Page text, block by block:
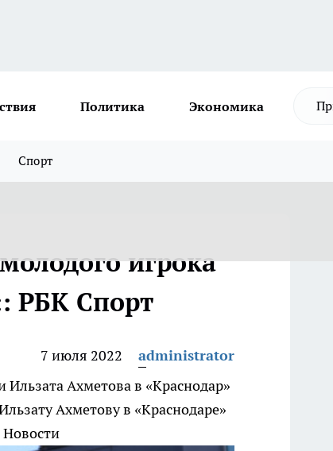
Политика Экономика
Спорт
игрока
РБК Спорт
7 июля 2022
administrator
Ахметова в «Краснодар»
Ахметову в «Краснодаре»
Новости